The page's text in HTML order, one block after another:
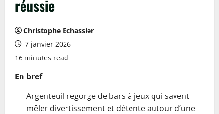
réussie
Christophe Echassier
7 janvier 2026
16 minutes read
En bref
Argenteuil regorge de bars à jeux qui savent
mêler divertissement et détente autour d’une